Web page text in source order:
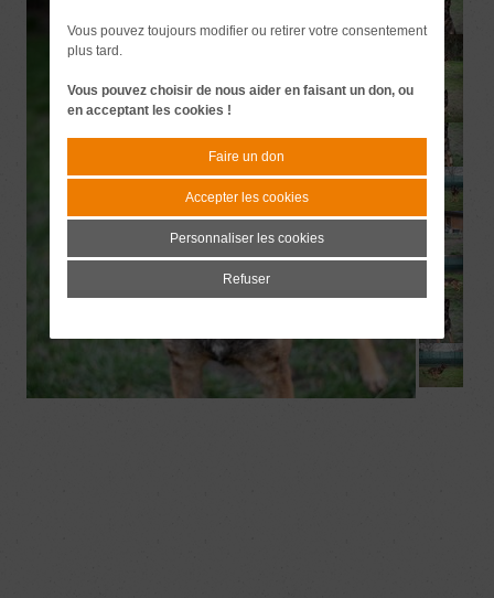
Vous pouvez toujours modifier ou retirer votre consentement
plus tard.
Vous pouvez choisir de nous aider en faisant un don, ou
en acceptant les cookies !
Faire un don
Accepter les cookies
Personnaliser les cookies
Refuser